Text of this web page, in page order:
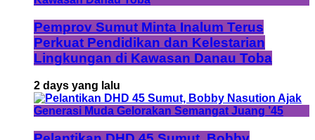
Pemprov Sumut Minta Inalum Terus
Perkuat Pendidikan dan Kelestarian
Lingkungan di Kawasan Danau Toba
2 days yang lalu